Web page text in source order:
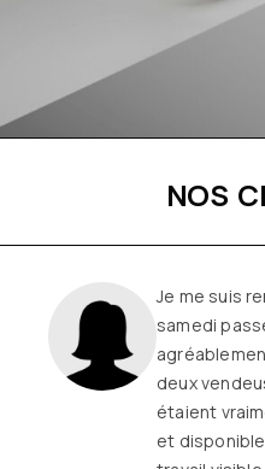
NOS
Une
remplie de
vêtements
et originaux
longtemps